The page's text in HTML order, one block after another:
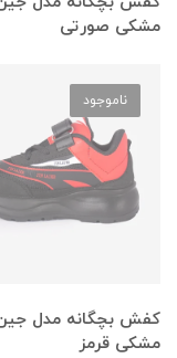
مشکی صورتی
کفش بچگانه مدل
مشکی قرمز
ناموجود